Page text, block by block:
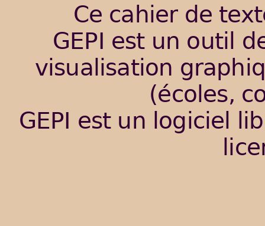
Ce cahier de
GEPI est un outil
visualisation
(écoles,
GEPI est un logiciel